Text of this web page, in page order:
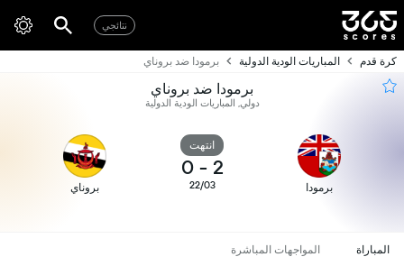
نتائجي
كرة قدم المباريات الودية الدولية برمودا ضد بروناي
برمودا ضد بروناي
دولي, المباريات الودية الدولية
برمودا
انتهت
2
-
0
22/03 بروناي
المباراة المواجهات المباشرة